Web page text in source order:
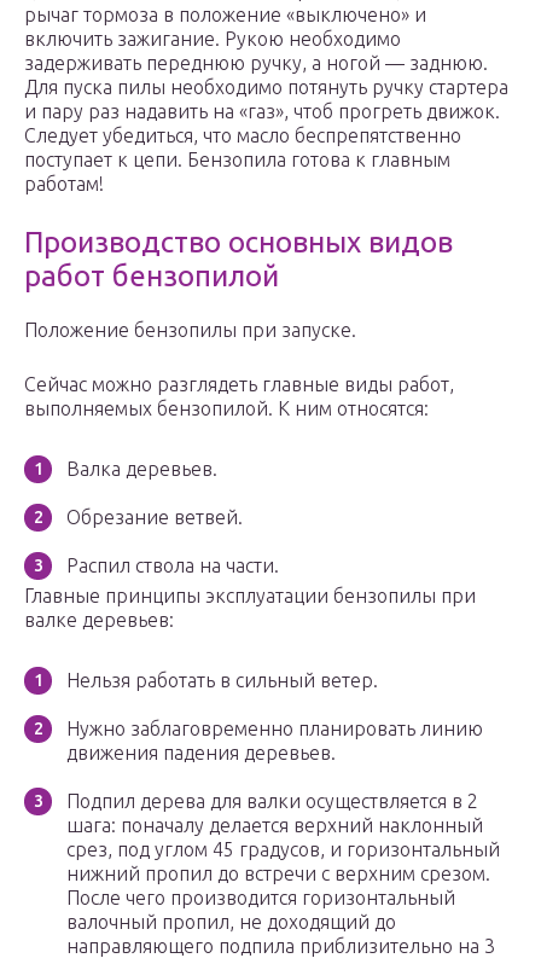
рычаг тормоза в положение «выключено» и
включить зажигание. Рукою необходимо
задерживать переднюю ручку, а ногой — заднюю.
Для пуска пилы необходимо потянуть ручку стартера
и пару раз надавить на «газ», чтоб прогреть движок.
Следует убедиться, что масло беспрепятственно
поступает к цепи. Бензопила готова к главным
работам!
Производство основных видов
работ бензопилой
Положение бензопилы при запуске.
Сейчас можно разглядеть главные виды работ,
выполняемых бензопилой. К ним относятся:
Валка деревьев.
Обрезание ветвей.
Распил ствола на части.
Главные принципы эксплуатации бензопилы при
валке деревьев:
Нельзя работать в сильный ветер.
Нужно заблаговременно планировать линию
движения падения деревьев.
Подпил дерева для валки осуществляется в 2
шага: поначалу делается верхний наклонный
срез, под углом 45 градусов, и горизонтальный
нижний пропил до встречи с верхним срезом.
После чего производится горизонтальный
валочный пропил, не доходящий до
направляющего подпила приблизительно на 3